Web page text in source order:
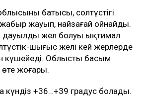
батысы, солтүстігі
жауып, найзағай ойнайды.
дауылды жел болуы ықтимал.
шығыс желі кей жерлерде
күшейеді. Облыстың басым
өте жоғары.
+36…+39 градус болады.